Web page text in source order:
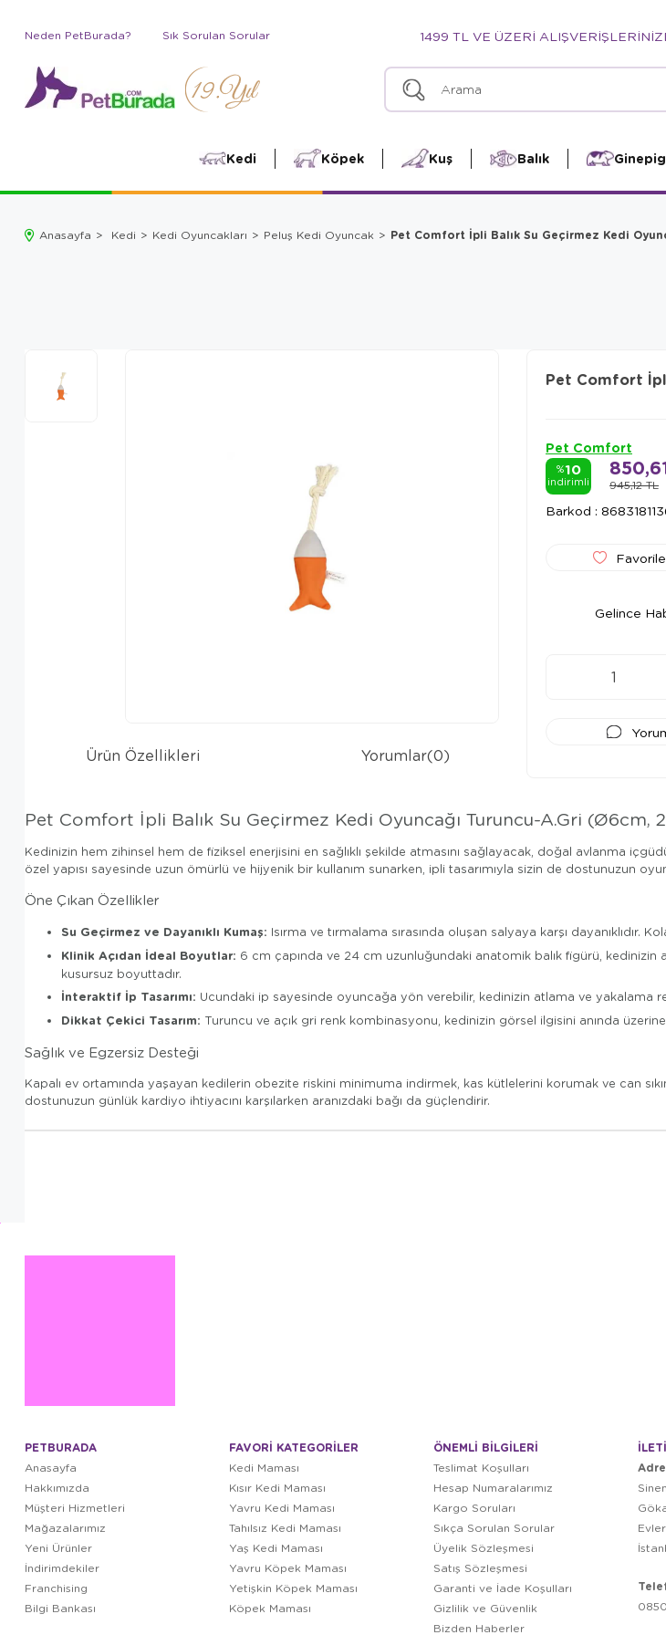
Neden PetBurada? Sık Sorulan Sorular 1499 TL VE ÜZERİ
Kedi Köpek Kuş Balık Ginepig
Anasayfa Kedi Kedi Oyuncakları Peluş Kedi Oyuncak Pet Comfort İpli Balık Su Geçirmez Kedi
Pet Comfort
Pet Comfort
%10
indirimli 945,12 TL
Barkod :
Gelince
Ürün Özellikleri Yorumlar(0)
Pet Comfort İpli Balık Su Geçirmez Kedi Oyuncağı Turuncu-A.Gri (Ø6cm,
Kedinizin hem zihinsel hem de fiziksel enerjisini en sağlıklı şekilde atmasını sağlayacak, doğal avlanma
özel yapısı sayesinde uzun ömürlü ve hijyenik bir kullanım sunarken, ipli tasarımıyla sizin de dostunuzun
Öne Çıkan Özellikler
Su Geçirmez ve Dayanıklı Kumaş: Isırma ve tırmalama sırasında oluşan salyaya karşı
Klinik Açıdan İdeal Boyutlar: 6 cm çapında ve 24 cm uzunluğundaki anatomik balık figürü, kedinizin
kusursuz boyuttadır.
İnteraktif İp Tasarımı: Ucundaki ip sayesinde oyuncağa yön verebilir, kedinizin atlama ve yakalama
Dikkat Çekici Tasarım: Turuncu ve açık gri renk kombinasyonu, kedinizin görsel ilgisini anında
Sağlık ve Egzersiz Desteği
Kapalı ev ortamında yaşayan kedilerin obezite riskini minimuma indirmek, kas kütlelerini korumak ve can
dostunuzun günlük kardiyo ihtiyacını karşılarken aranızdaki bağı da güçlendirir.
PETBURADA
Anasayfa
Hakkımızda
Müşteri Hizmetleri
Mağazalarımız
Yeni Ürünler
İndirimdekiler
Franchising
Bilgi Bankası
FAVORİ KATEGORİLER
Kedi Maması
Kısır Kedi Maması
Yavru Kedi Maması
Tahılsız Kedi Maması
Yaş Kedi Maması
Yavru Köpek Maması
Yetişkin Köpek Maması
Köpek Maması
ÖNEMLİ BİLGİLERİ
Teslimat Koşulları
Hesap Numaralarımız
Kargo Soruları
Sıkça Sorulan Sorular
Üyelik Sözleşmesi
Satış Sözleşmesi
Garanti ve İade Koşulları
Gizlilik ve Güvenlik
Bizden Haberler